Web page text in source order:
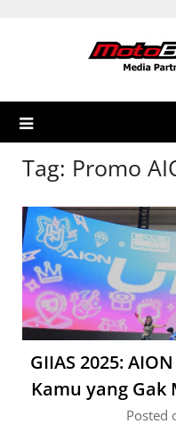
Tag: Promo
GIIAS 2025:
Kamu yang Gak
Posted